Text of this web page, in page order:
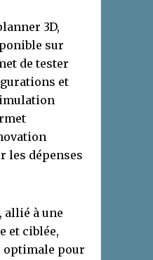
3D,
sur
de tester
et
les dépenses
allié à une
et ciblée,
optimale pour